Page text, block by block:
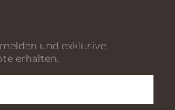
und exklusive
erhalten.